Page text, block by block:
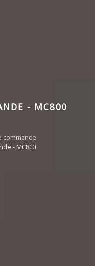
- MC800
commande
- MC800